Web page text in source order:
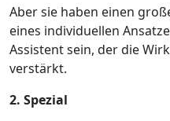
Aber sie haben einen
eines individuellen
Assistent sein, der die
verstärkt.
2. Spezial